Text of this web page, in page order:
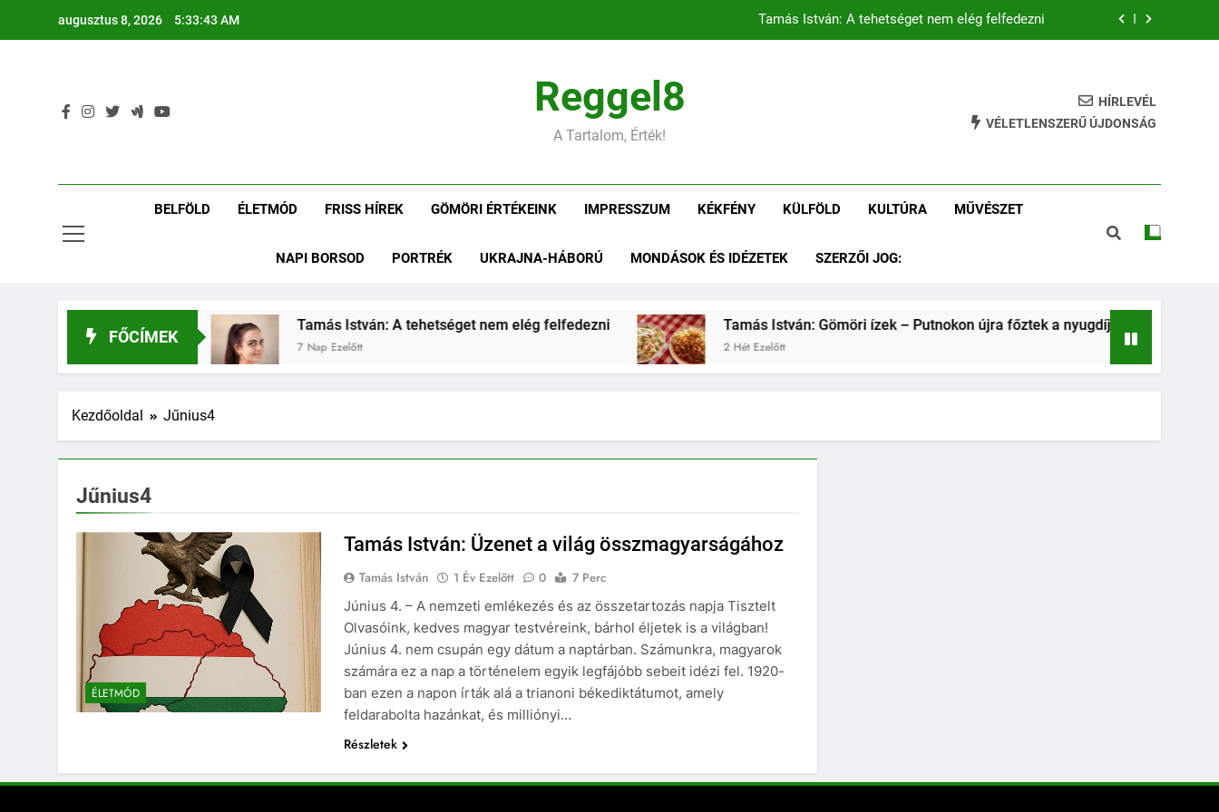
augusztus 8, 2026 5:33:43 AM Tamás István: A tehetséget nem elég felfedezni
Tamás István: Negyedszázad az alkotás és az összetartozás szolgálatában
Tamás István: Gömöri ízek – Putnokon újra főztek a nyugdíjasok
Tamás István: Negyedszázad az alkotás és az összetartozás szolgálatában
Reggel8
A Tartalom, Érték!
HÍRLEVÉL
VÉLETLENSZERŰ ÚJDONSÁG
BELFÖLD ÉLETMÓD FRISS HÍREK GÖMÖRI ÉRTÉKEINK IMPRESSZUM KÉKFÉNY KÜLFÖLD KULTÚRA MŰVÉSZET
NAPI BORSOD PORTRÉK UKRAJNA-HÁBORÚ MONDÁSOK ÉS IDÉZETEK SZERZŐI JOG:
FŐCÍMEK
Putnokról a Vasasba Tamás István: A tehetséget nem elég felfedezni
7 Nap Ezelőtt
Tamás István: Gömöri ízek – Putnokon újra főztek a nyugdíjasok
2 Hét Ezelőtt
Kezdőoldal Jűnius4
Jűnius4
ÉLETMÓD
Tamás István: Üzenet a világ összmagyarságához
Tamás István 1 Év Ezelőtt 0
7 Perc
Június 4. – A nemzeti emlékezés és az összetartozás napja Tisztelt
Olvasóink, kedves magyar testvéreink, bárhol éljetek is a világban!
Június 4. nem csupán egy dátum a naptárban. Számunkra, magyarok
számára ez a nap a történelem egyik legfájóbb sebeit idézi fel. 1920-
ban ezen a napon írták alá a trianoni békediktátumot, amely
feldarabolta hazánkat, és milliónyi…
Részletek